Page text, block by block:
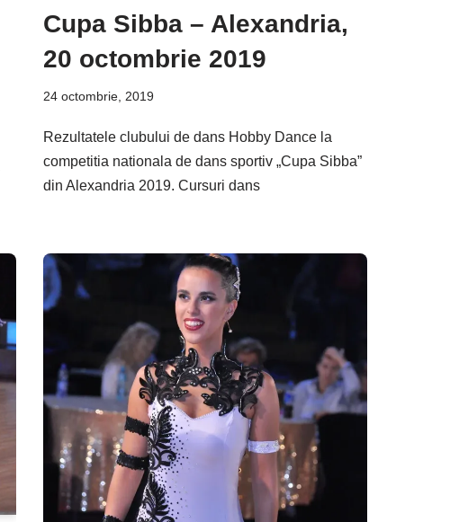
Cupa Sibba – Alexandria,
20 octombrie 2019
24 octombrie, 2019
Rezultatele clubului de dans Hobby Dance la
competitia nationala de dans sportiv „Cupa Sibba”
din Alexandria 2019. Cursuri dans